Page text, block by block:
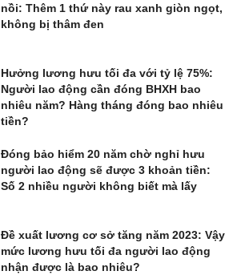
nồi: Thêm 1 thứ này rau xanh giòn ngọt,
không bị thâm đen
Hưởng lương hưu tối đa với tỷ lệ 75%:
Người lao động cần đóng BHXH bao
nhiêu năm? Hàng tháng đóng bao nhiêu
tiền?
Đóng bảo hiểm 20 năm chờ nghỉ hưu
người lao động sẽ được 3 khoản tiền:
Số 2 nhiều người không biết mà lấy
Đề xuất lương cơ sở tăng năm 2023: Vậy
mức lương hưu tối đa người lao động
nhận được là bao nhiêu?